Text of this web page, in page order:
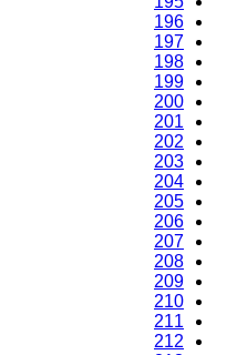
196
197
198
199
200
201
202
203
204
205
206
207
208
209
210
211
212